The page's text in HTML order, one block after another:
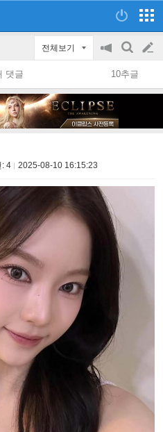
전체보기
공
지
on/off
검
색
글
쓰
댓글 10추글
: 4 2025-08-10 16:15:23